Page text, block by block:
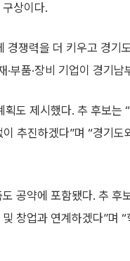
상이다.
경쟁력을 더 키우고 경기
·부품·장비 기업이 경기
획도 제시했다. 추 후보
추진하겠다”며 “경기
공약에 포함됐다. 추
창업과 연계하겠다”며